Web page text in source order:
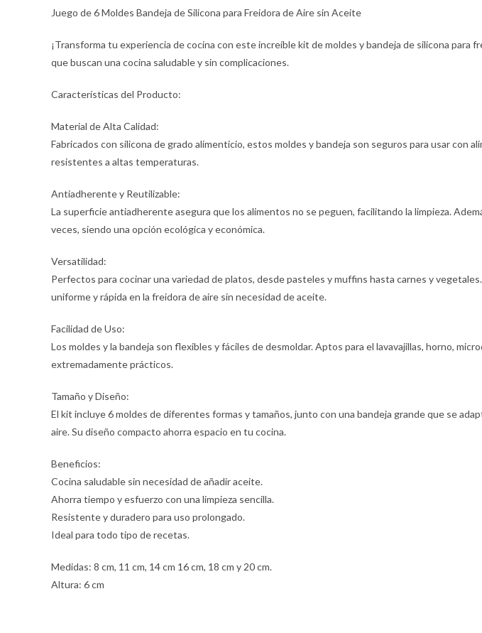
Juego de 6 Moldes Bandeja de Silicona para Freidora de Aire sin Aceite
¡Transforma tu experiencia de cocina con este increíble kit de moldes y bandeja de silicona para
que buscan una cocina saludable y sin complicaciones.
Características del Producto:
Material de Alta Calidad:
Fabricados con silicona de grado alimenticio, estos moldes y bandeja son seguros para usar con
resistentes a altas temperaturas.
Antiadherente y Reutilizable:
La superficie antiadherente asegura que los alimentos no se peguen, facilitando la limpieza.
veces, siendo una opción ecológica y económica.
Versatilidad:
Perfectos para cocinar una variedad de platos, desde pasteles y muffins hasta carnes y
uniforme y rápida en la freidora de aire sin necesidad de aceite.
Facilidad de Uso:
Los moldes y la bandeja son flexibles y fáciles de desmoldar. Aptos para el lavavajillas, horno,
extremadamente prácticos.
Tamaño y Diseño:
El kit incluye 6 moldes de diferentes formas y tamaños, junto con una bandeja grande que se
aire. Su diseño compacto ahorra espacio en tu cocina.
Beneficios:
Cocina saludable sin necesidad de añadir aceite.
Ahorra tiempo y esfuerzo con una limpieza sencilla.
Resistente y duradero para uso prolongado.
Ideal para todo tipo de recetas.
Medidas: 8 cm, 11 cm, 14 cm 16 cm, 18 cm y 20 cm.
Altura: 6 cm